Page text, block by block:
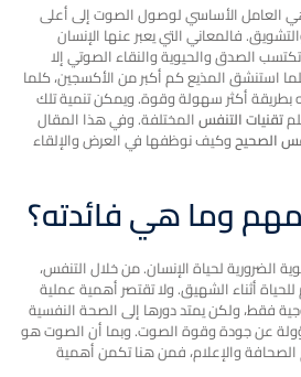
العامل الأساسي لوصول الصوت إلى أعلى
فالمعاني التي يعبر عنها الإنسان
الصدق والحيوية والنقاء الصوتي إلا
استنشق المذيع كم أكبر من الأكسجين، كلما
أكثر سهولة وقوة. ويمكن تنمية تلك
تقنيات التنفسالمختلفة. وفي هذا المقال
الصحيحوكيف نوظفها في العرض والإلقاء
وما هي فائدته؟
الضرورية لحياة الإنسان. من خلال التنفس،
أثناء الشهيق. ولا تقتصر أهمية عملية
فقط، ولكن يمتد دورها إلى الصحة النفسية
عن جودة وقوة الصوت. وبما أن الصوت هو
الصحافة والإعلام، فمن هنا تكمن أهمية